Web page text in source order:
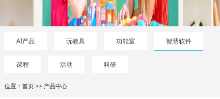
AI产品 玩教具 功能室 智慧软件
课程 活动 科研
位置： 首页>> 产品中心